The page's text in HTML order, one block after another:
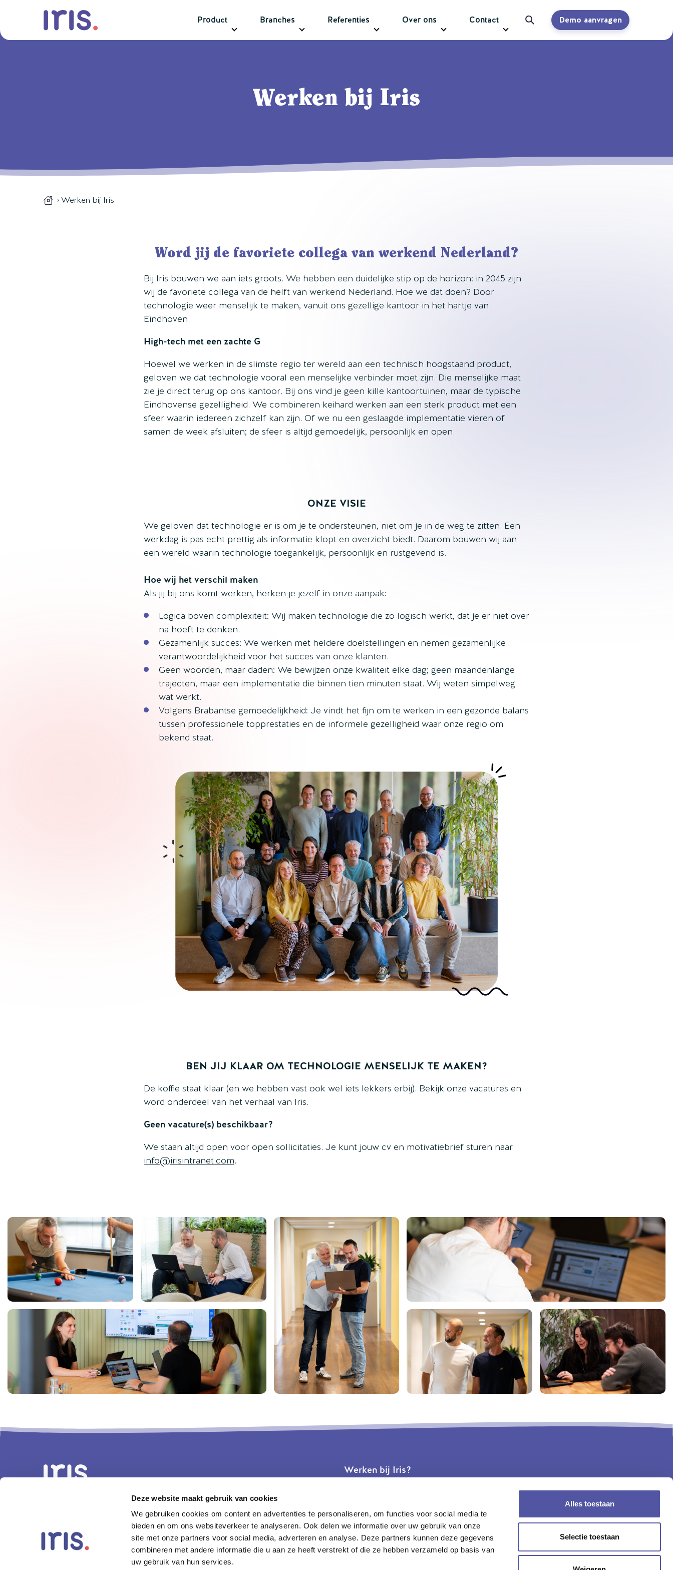
Deze website maakt gebruik van cookies
We gebruiken cookies om content en advertenties te personaliseren, om functies voor social media te
bieden en om ons websiteverkeer te analyseren. Ook delen we informatie over uw gebruik van onze
site met onze partners voor social media, adverteren en analyse. Deze partners kunnen deze gegevens
combineren met andere informatie die u aan ze heeft verstrekt of die ze hebben verzameld op basis van
uw gebruik van hun services.
Alles toestaan
Selectie toestaan
Product Branches Referenties Over ons Contact Demo aanvragen
Werken bij Iris
Werken bij Iris
Word jij de favoriete collega van werkend Nederland?
Bij Iris bouwen we aan iets groots. We hebben een duidelijke stip op de horizon: in 2045 zijn
wij de favoriete collega van de helft van werkend Nederland. Hoe we dat doen? Door
technologie weer menselijk te maken, vanuit ons gezellige kantoor in het hartje van
Eindhoven.
High-tech met een zachte G
Hoewel we werken in de slimste regio ter wereld aan een technisch hoogstaand product,
geloven we dat technologie vooral een menselijke verbinder moet zijn. Die menselijke maat
zie je direct terug op ons kantoor. Bij ons vind je geen kille kantoortuinen, maar de typische
Eindhovense gezelligheid. We combineren keihard werken aan een sterk product met een
sfeer waarin iedereen zichzelf kan zijn. Of we nu een geslaagde implementatie vieren of
samen de week afsluiten; de sfeer is altijd gemoedelijk, persoonlijk en open.
ONZE VISIE
We geloven dat technologie er is om je te ondersteunen, niet om je in de weg te zitten. Een
werkdag is pas echt prettig als informatie klopt en overzicht biedt. Daarom bouwen wij aan
een wereld waarin technologie toegankelijk, persoonlijk en rustgevend is.
Hoe wij het verschil maken
Als jij bij ons komt werken, herken je jezelf in onze aanpak:
Logica boven complexiteit: Wij maken technologie die zo logisch werkt, dat je er niet over
na hoeft te denken.
Gezamenlijk succes: We werken met heldere doelstellingen en nemen gezamenlijke
verantwoordelijkheid voor het succes van onze klanten.
Geen woorden, maar daden: We bewijzen onze kwaliteit elke dag; geen maandenlange
trajecten, maar een implementatie die binnen tien minuten staat. Wij weten simpelweg
wat werkt.
Volgens Brabantse gemoedelijkheid: Je vindt het fijn om te werken in een gezonde balans
tussen professionele topprestaties en de informele gezelligheid waar onze regio om
bekend staat.
BEN JIJ KLAAR OM TECHNOLOGIE MENSELIJK TE MAKEN?
De koffie staat klaar (en we hebben vast ook wel iets lekkers erbij). Bekijk onze vacatures en
word onderdeel van het verhaal van Iris.
Geen vacature(s) beschikbaar?
We staan altijd open voor open sollicitaties. Je kunt jouw cv en motivatiebrief sturen naar
info@irisintranet.com.
info@irisintranet.com
Werken bij Iris?
Volg ons!